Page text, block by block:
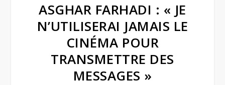
ASGHAR FARHADI : « JE
N’UTILISERAI JAMAIS LE
CINÉMA POUR
TRANSMETTRE DES
MESSAGES »